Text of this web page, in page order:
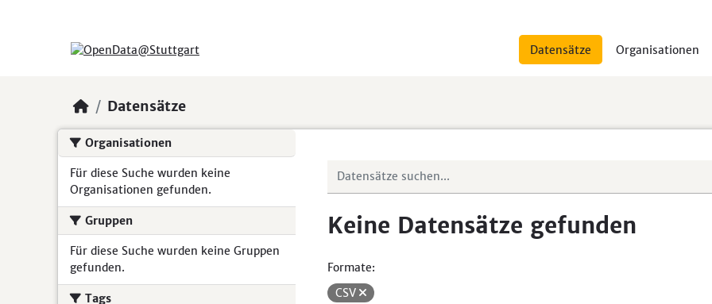
Datensätze Organisationen
Datensätze
Organisationen
Für diese Suche wurden keine
Organisationen gefunden.
Gruppen
Für diese Suche wurden keine Gruppen
gefunden.
Tags
Keine Datensätze gefunden
Formate:
CSV